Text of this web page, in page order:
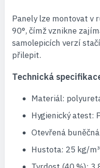
Panely lze montovat v
90°, čímž vznikne
samolepicích verzí
přilepit.
Technická
Materiál:
Hygienický atest:
Otevřená
Hustota: 25 kg/m³